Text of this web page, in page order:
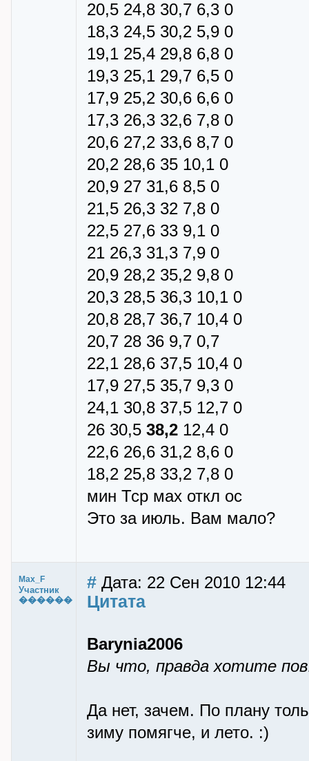
20,5 24,8 30,7 6,3 0
18,3 24,5 30,2 5,9 0
19,1 25,4 29,8 6,8 0
19,3 25,1 29,7 6,5 0
17,9 25,2 30,6 6,6 0
17,3 26,3 32,6 7,8 0
20,6 27,2 33,6 8,7 0
20,2 28,6 35 10,1 0
20,9 27 31,6 8,5 0
21,5 26,3 32 7,8 0
22,5 27,6 33 9,1 0
21 26,3 31,3 7,9 0
20,9 28,2 35,2 9,8 0
20,3 28,5 36,3 10,1 0
20,8 28,7 36,7 10,4 0
20,7 28 36 9,7 0,7
22,1 28,6 37,5 10,4 0
17,9 27,5 35,7 9,3 0
24,1 30,8 37,5 12,7 0
26 30,5 38,2 12,4 0
22,6 26,6 31,2 8,6 0
18,2 25,8 33,2 7,8 0
мин Тср мах откл ос
Это за июль. Вам мало?
Max_F
Участник
������
# Дата: 22 Сен 2010 12:44
Цитата
Barynia2006
Вы что, правда хотите
Да нет, зачем. По плану
зиму помягче, и лето. :)